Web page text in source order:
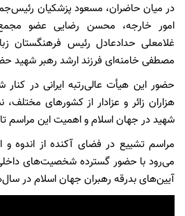
در میان حاضران، مسعود پزشکیان
امور خارجه، محسن رضایی عضو
غلامعلی حدادعادل رئیس فرهنگستان
مصطفی خامنه‌ای فرزند ارشد رهبر شهید
حضور این هیأت عالی‌رتبه ایرانی در
هزاران زائر و عزادار از کشورهای
شهید در جهان اسلام و اهمیت این مراسم
مراسم تشییع در فضای آکنده از اندوه و
می‌رود با حضور گسترده شخصیت‌های
آیین‌های بدرقه رهبران جهان اسلام در